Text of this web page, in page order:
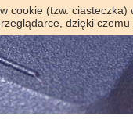
cookie (tzw.
dzięki